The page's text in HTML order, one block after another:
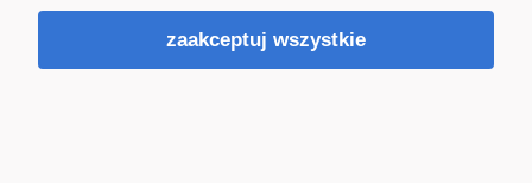
zaakceptuj wszystkie